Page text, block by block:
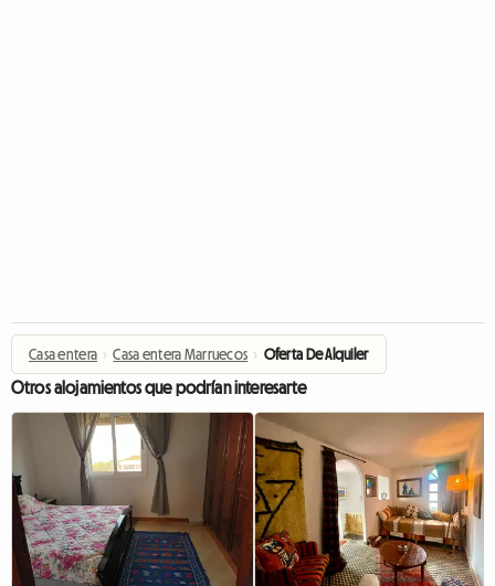
Casa entera › Casa entera Marruecos › Oferta De Alquiler
Otros alojamientos que podrían interesarte